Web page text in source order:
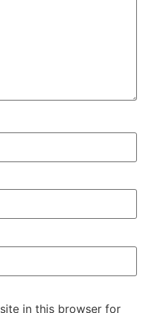
in this browser for